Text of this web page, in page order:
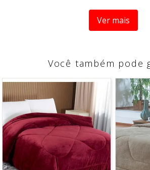
Comprimento da Fronha: 68 cm
Largura do Lençol de Elástico: 88 cm
Comprimento do Lençol de Elástico:
Altura do Lençol de Elástico: 30 cm
Composição
Ver mais
Você também pode